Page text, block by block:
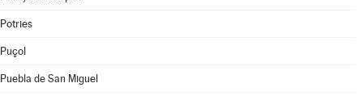
Potries
Puçol
Puebla de San Miguel